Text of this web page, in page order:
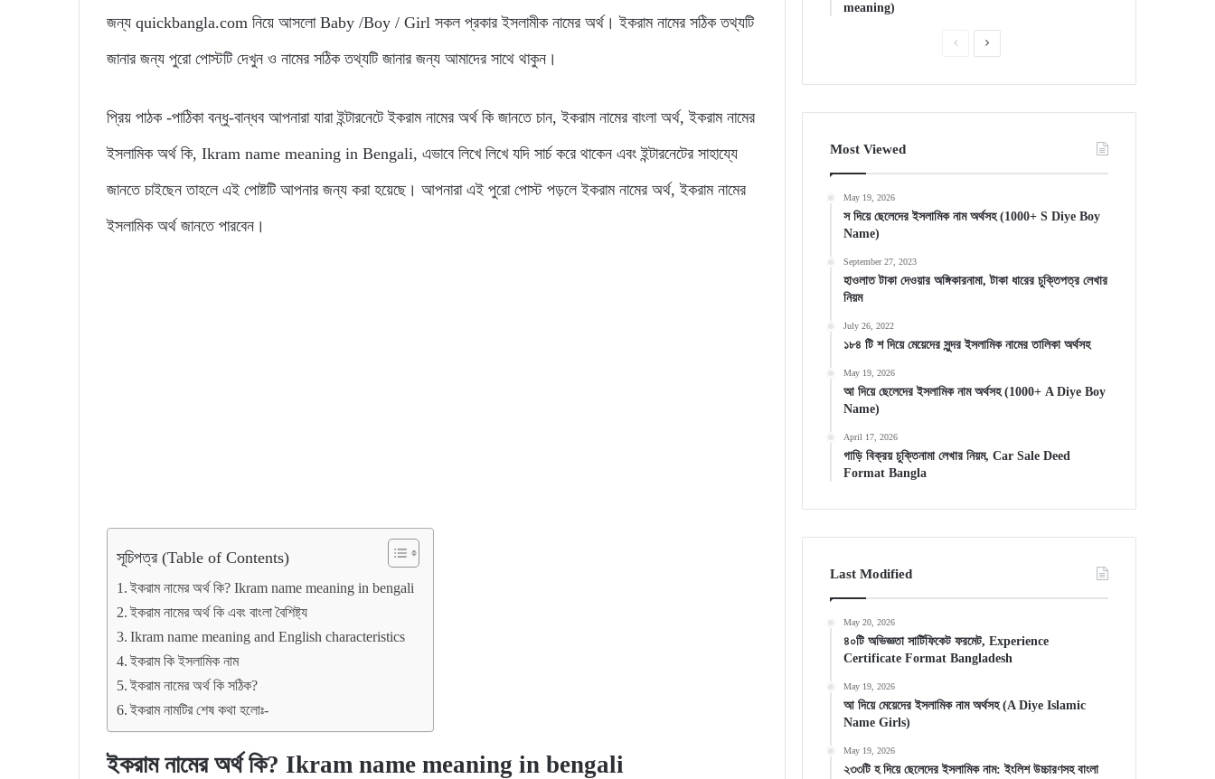
জন্য quickbangla.com নিয়ে আসলো Baby /Boy / Girl সকল প্রকার ইসলামীক নামের অর্থ। ইকরাম নামের সঠিক তথ্যটি
জানার জন্য পুরো পোস্টটি দেখুন ও নামের সঠিক তথ্যটি জানার জন্য আমাদের সাথে থাকুন।
প্রিয় পাঠক -পাঠিকা বন্ধু-বান্ধব আপনারা যারা ইন্টারনেটে ইকরাম নামের অর্থ কি জানতে চান, ইকরাম নামের বাংলা অর্থ, ইকরাম নামের
ইসলামিক অর্থ কি, Ikram name meaning in Bengali, এভাবে লিখে লিখে যদি সার্চ করে থাকেন এবং ইন্টারনেটের সাহায্যে
জানতে চাইছেন তাহলে এই পোষ্টটি আপনার জন্য করা হয়েছে। আপনারা এই পুরো পোস্ট পড়লে ইকরাম নামের অর্থ, ইকরাম নামের
ইসলামিক অর্থ জানতে পারবেন।
সূচিপত্র (Table of Contents)
ইকরাম নামের অর্থ কি? Ikram name meaning in bengali
ইকরাম নামের অর্থ কি এবং বাংলা বৈশিষ্ট্য
Ikram name meaning and English characteristics
ইকরাম কি ইসলামিক নাম
ইকরাম নামের অর্থ কি সঠিক?
ইকরাম নামটির শেষ কথা হলোঃ-
ইকরাম নামের অর্থ কি? Ikram name meaning in bengali
meaning)
PreviousNext
Most Viewed
May 19, 2026
স দিয়ে ছেলেদের ইসলামিক নাম অর্থসহ (1000+ S Diye Boy
Name)
September 27, 2023
হাওলাত টাকা দেওয়ার অঙ্গিকারনামা, টাকা ধারের চুক্তিপত্র লেখার
নিয়ম
July 26, 2022
১৮৪ টি শ দিয়ে মেয়েদের সুন্দর ইসলামিক নামের তালিকা অর্থসহ
May 19, 2026
আ দিয়ে ছেলেদের ইসলামিক নাম অর্থসহ (1000+ A Diye Boy
Name)
April 17, 2026
গাড়ি বিক্রয় চুক্তিনামা লেখার নিয়ম, Car Sale Deed
Format Bangla
Last Modified
May 20, 2026
৪০টি অভিজ্ঞতা সার্টিফিকেট ফরমেট, Experience
Certificate Format Bangladesh
May 19, 2026
আ দিয়ে মেয়েদের ইসলামিক নাম অর্থসহ (A Diye Islamic
Name Girls)
May 19, 2026
২৩৩টি হ দিয়ে ছেলেদের ইসলামিক নাম: ইংলিশ উচ্চারণসহ বাংলা